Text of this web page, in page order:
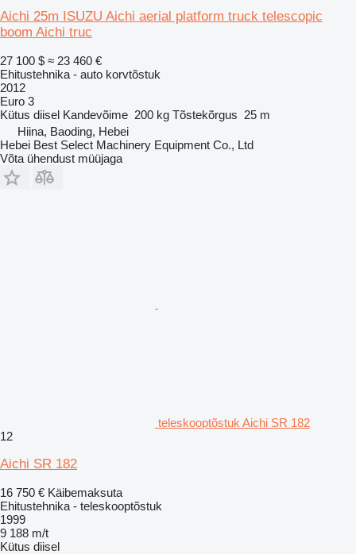
Aichi 25m ISUZU Aichi aerial platform truck telescopic
boom Aichi truc
27 100 $ ≈ 23 460 €
Ehitustehnika - auto korvtõstuk
2012
Euro 3
Kütus diisel Kandevõime 200 kg Tõstekõrgus 25 m
Hiina, Baoding, Hebei
Hebei Best Select Machinery Equipment Co., Ltd
Võta ühendust müüjaga
teleskooptõstuk Aichi SR 182
12
Aichi SR 182
16 750 € Käibemaksuta
Ehitustehnika - teleskooptõstuk
1999
9 188 m/t
Kütus diisel